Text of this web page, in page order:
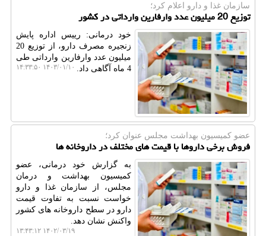
سازمان غذا و دارو اعلام كرد؛
توزیع 20 میلیون عدد وارفارین وارداتی در کشور
خود درمانی: رییس اداره پایش
زنجیره مصرف دارو، از توزیع 20
میلیون عدد وارفارین وارداتی طی
4 ماه آگاهی داد.
۱۴۰۳/۰۱/۱۰ ۱۴:۳۳:۵۰
عضو كمیسیون بهداشت مجلس عنوان كرد؛
فروش برخی داروها با قیمت های مختلف در داروخانه ها
به گزارش خود درمانی، عضو
کمیسیون بهداشت و درمان
مجلس، از سازمان غذا و دارو
خواست نسبت به تفاوت قیمت
دارو در سطح داروخانه های کشور
واکنش نشان دهد.
۱۴۰۲/۰۳/۱۹ ۱۳:۴۳:۱۲